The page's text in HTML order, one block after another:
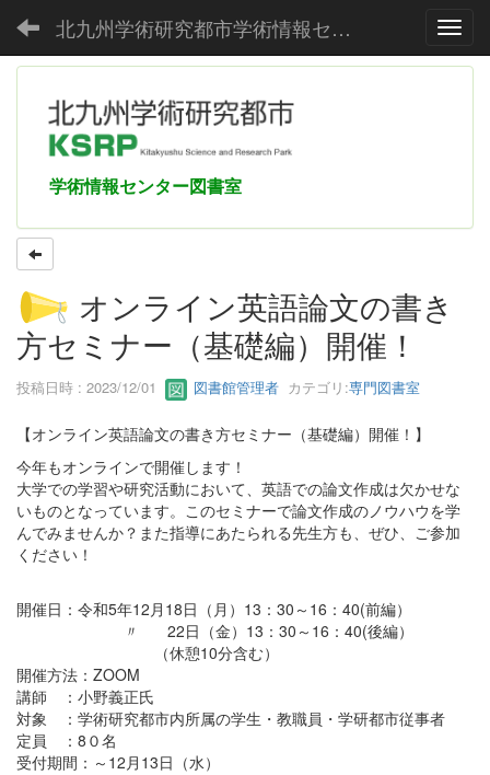
北九州学術研究都市学術情報センター
学術情報センター図書室
オンライン英語論文の書き
方セミナー（基礎編）開催！
投稿日時 : 2023/12/01 図書館管理者 カテゴリ:専門図書室
【オンライン英語論文の書き方セミナー（基礎編）開催！】
今年もオンラインで開催します！
大学での学習や研究活動において、英語での論文作成は欠かせな
いものとなっています。このセミナーで論文作成のノウハウを学
んでみませんか？また指導にあたられる先生方も、ぜひ、ご参加
ください！
開催日：令和5年12月18日（月）13：30～16：40(前編）
〃 22日（金）13：30～16：40(後編）
（休憩10分含む）
開催方法：ZOOM
講師 ：小野義正氏
対象 ：学術研究都市内所属の学生・教職員・学研都市従事者
定員 ：8０名
受付期間：～12月13日（水）